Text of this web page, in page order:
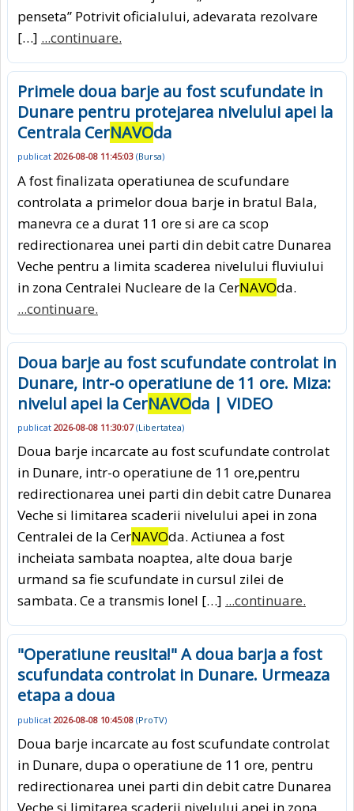
penseta” Potrivit oficialului, adevarata rezolvare
[…] ...continuare.
Primele doua barje au fost scufundate in
Dunare pentru protejarea nivelului apei la
Centrala CerNAVOda
publicat 2026-08-08 11:45:03 (Bursa)
A fost finalizata operatiunea de scufundare
controlata a primelor doua barje in bratul Bala,
manevra ce a durat 11 ore si are ca scop
redirectionarea unei parti din debit catre Dunarea
Veche pentru a limita scaderea nivelului fluviului
in zona Centralei Nucleare de la CerNAVOda.
...continuare.
Doua barje au fost scufundate controlat in
Dunare, intr-o operatiune de 11 ore. Miza:
nivelul apei la CerNAVOda | VIDEO
publicat 2026-08-08 11:30:07(Libertatea)
Doua barje incarcate au fost scufundate controlat
in Dunare, intr-o operatiune de 11 ore,pentru
redirectionarea unei parti din debit catre Dunarea
Veche si limitarea scaderii nivelului apei in zona
Centralei de la CerNAVOda. Actiunea a fost
incheiata sambata noaptea, alte doua barje
urmand sa fie scufundate in cursul zilei de
sambata. Ce a transmis Ionel […] ...continuare.
"Operatiune reusita!" A doua barja a fost
scufundata controlat in Dunare. Urmeaza
etapa a doua
publicat 2026-08-08 10:45:08 (ProTV)
Doua barje incarcate au fost scufundate controlat
in Dunare, dupa o operatiune de 11 ore, pentru
redirectionarea unei parti din debit catre Dunarea
Veche si limitarea scaderii nivelului apei in zona